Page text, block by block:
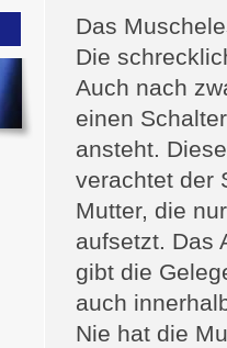
Das
Die
Auch nach
einen
ansteht.
verachtet der
Mutter, die
aufsetzt. Das
gibt die
auch
Nie hat die